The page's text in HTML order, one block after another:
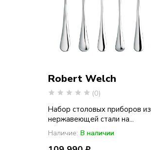
Robert Welch
(0)
Набор столовых приборов из
нержавеющей стали на...
Наличие: В наличии